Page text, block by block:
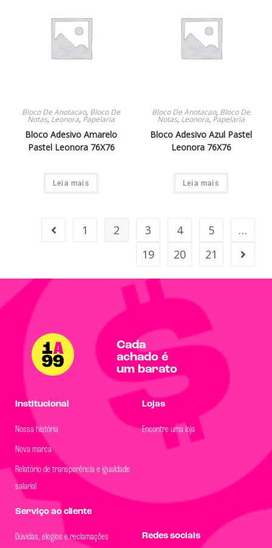
Bloco De Anotacao, Bloco De
Notas, Leonora, Papelaria
Bloco Adesivo Amarelo
Pastel Leonora 76X76
Leia mais
Bloco De Anotacao, Bloco De
Notas, Leonora, Papelaria
Bloco Adesivo Azul Pastel
Leonora 76X76
Leia mais
1 2 3 4 5
…
19
20 21
Cada
achado é
um barato
Institucional
Nossa história
Nova marca
Relatório de transparência e igualdade
salarial
Lojas
Encontre uma loja
Serviço ao cliente
Dúvidas, elogios e reclamações Redes sociais